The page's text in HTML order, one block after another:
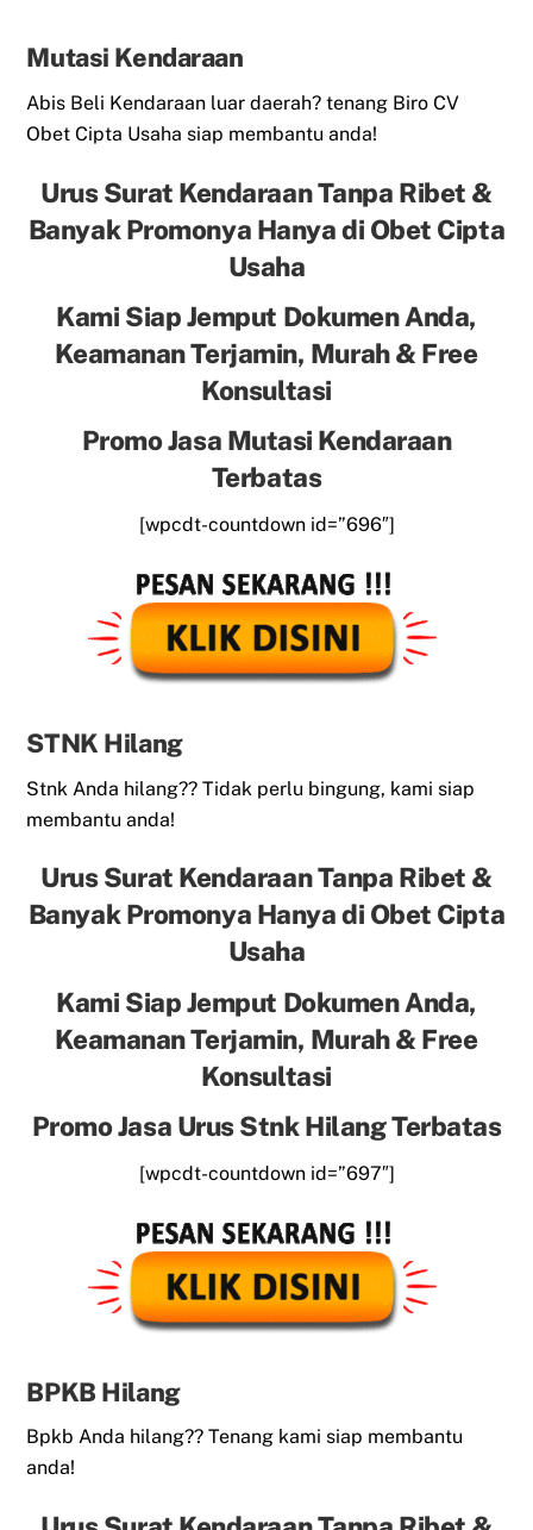
Mutasi Kendaraan
Abis Beli Kendaraan luar daerah? tenang Biro CV
Obet Cipta Usaha siap membantu anda!
Urus Surat Kendaraan Tanpa Ribet &
Banyak Promonya Hanya di Obet Cipta
Usaha
Kami Siap Jemput Dokumen Anda,
Keamanan Terjamin, Murah & Free
Konsultasi
Promo Jasa Mutasi Kendaraan
Terbatas
[wpcdt-countdown id=”696″]
STNK Hilang
Stnk Anda hilang?? Tidak perlu bingung, kami siap
membantu anda!
Urus Surat Kendaraan Tanpa Ribet &
Banyak Promonya Hanya di Obet Cipta
Usaha
Kami Siap Jemput Dokumen Anda,
Keamanan Terjamin, Murah & Free
Konsultasi
Promo Jasa Urus Stnk Hilang Terbatas
[wpcdt-countdown id=”697″]
BPKB Hilang
Bpkb Anda hilang?? Tenang kami siap membantu
anda!